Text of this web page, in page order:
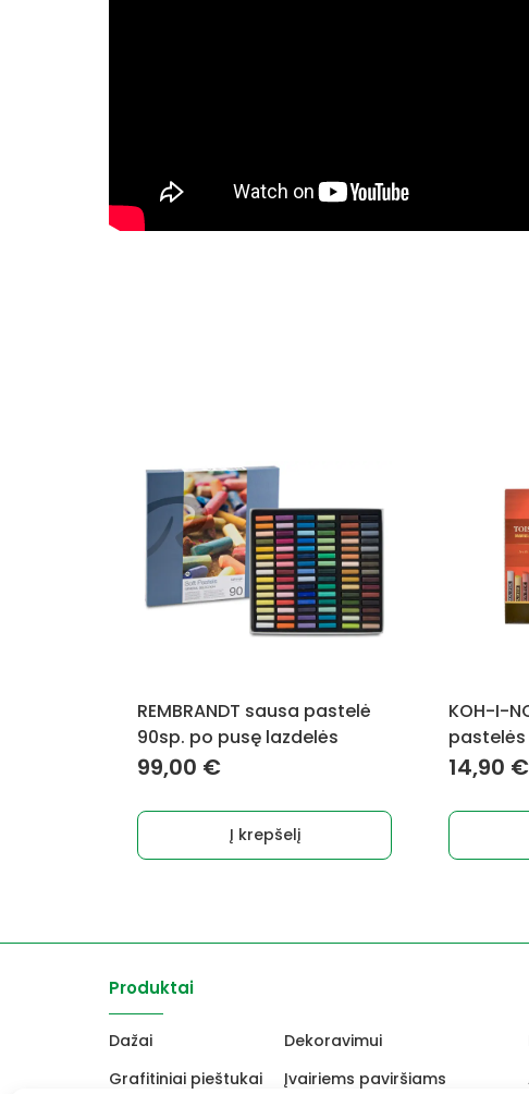
REMBRANDT sausa pastelė
90sp. po pusę lazdelės
99,00 €
Į krepšelį
KOH-I-
pastelės
14,90 €
Produktai
Dažai Dekoravimui
Grafitiniai pieštukai
Įvairiems paviršiams